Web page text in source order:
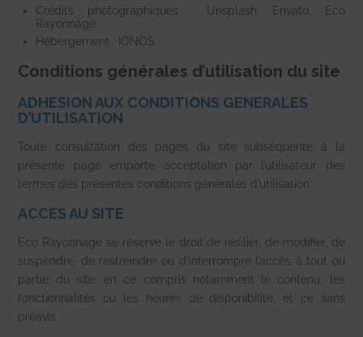
Crédits photographiques : Unsplash, Envato, Eco
Rayonnage
Hébergement : IONOS
Conditions générales d’utilisation du site
ADHESION AUX CONDITIONS GENERALES
D’UTILISATION
Toute consultation des pages du site subséquente à la
présente page emporte acceptation par l’utilisateur des
termes des présentes conditions générales d’utilisation.
ACCES AU SITE
Eco Rayonnage se réserve le droit de résilier, de modifier, de
suspendre, de restreindre ou d’interrompre l’accès à tout ou
partie du site, en ce compris notamment le contenu, les
fonctionnalités ou les heures de disponibilité, et ce sans
préavis.